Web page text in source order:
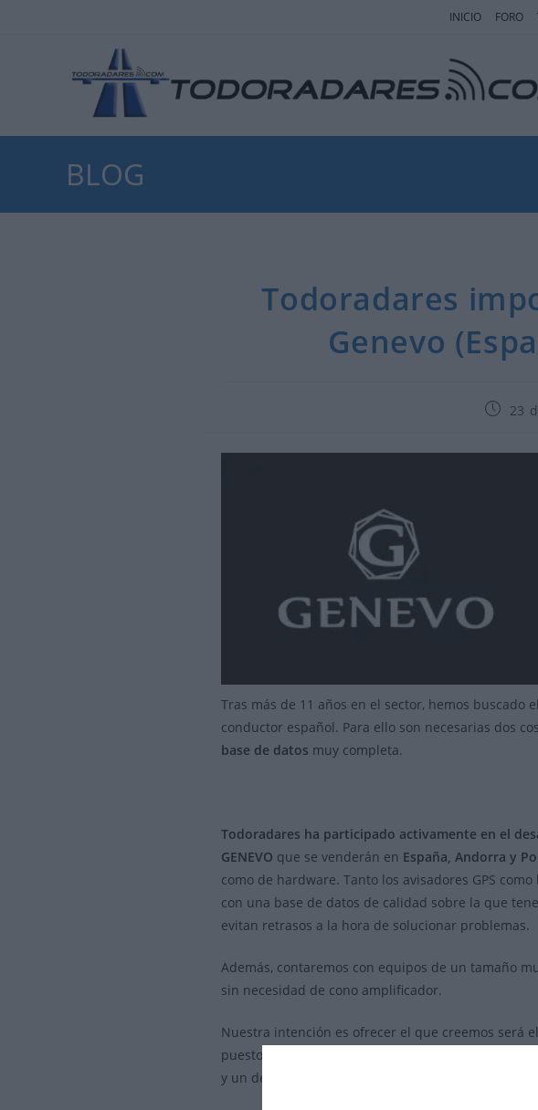
INICIO FORO
BLOG
Todoradares
Genevo
23
Tras más de 11 años en el sector, hemos buscado el
conductor español. Para ello son necesarias dos
base de datos muy completa.
Todoradares ha participado activamente en el
GENEVO que se venderán en España, Andorra y
como de hardware. Tanto los avisadores GPS
con una base de datos de calidad sobre la que
evitan retrasos a la hora de solucionar problemas.
Además, contaremos con equipos de un tamaño
sin necesidad de cono amplificador.
Nuestra intención es ofrecer el que creemos será
puesto que vamos a añadir un avisador y una base
y un detector de máximas prestaciones ademas